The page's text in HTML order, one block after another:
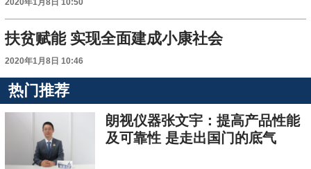
2020年1月8日 10:50
扶贫赋能 实现全面建成小康社会
2020年1月8日 10:46
热门推荐
朗视仪器张文宇：提高产品性能
及可靠性 是走出国门的底气